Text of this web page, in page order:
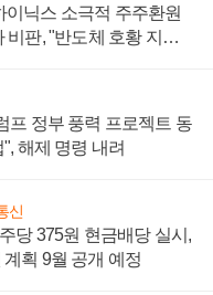
이닉스 소극적 주주환원
비판, "반도체 호황 지속
프 정부 풍력 프로젝트 동
해제 명령 내려
신
당 375원 현금배당 실시,
획 9월 공개 예정